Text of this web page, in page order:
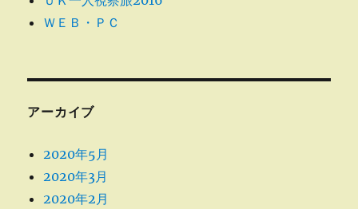
ＷＥＢ・ＰＣ
アーカイブ
2020年5月
2020年3月
2020年2月